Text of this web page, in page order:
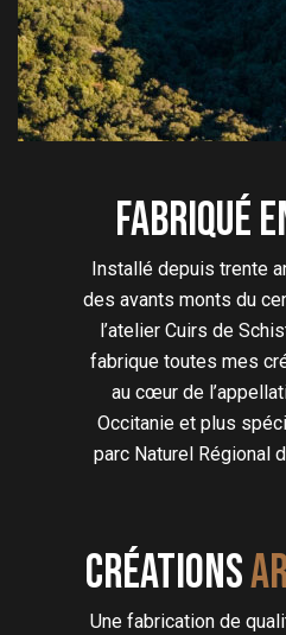
Fabriqué
Installé depuis trente
des avants monts du
l’atelier Cuirs de
fabrique toutes mes
au cœur de
Occitanie et plus
parc Naturel Régional
Créations
Une fabrication de